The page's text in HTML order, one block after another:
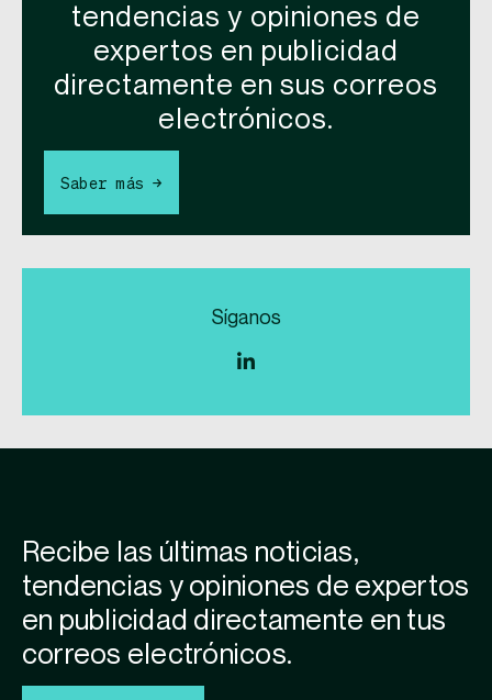
tendencias y opiniones de
expertos en publicidad
directamente en sus correos
electrónicos.
Saber más →
Síganos
Recibe las últimas noticias,
tendencias y opiniones de expertos
en publicidad directamente en tus
correos electrónicos.